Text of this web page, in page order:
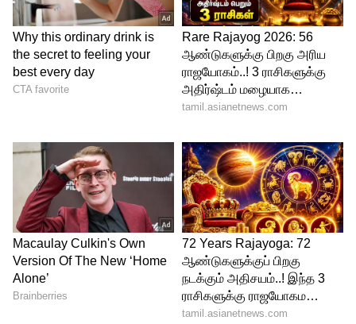
Image Credit :
* குளியலறையில் எக்ஸாஸ்ட் ஃபேன்
(Exhaust Fan) இருப்பதை உறுதி
செய்யுங்கள்.
* துருப்பிடித்த அல்லது விசித்திரமான
சத்தம் வரும் பழைய ஹீட்டர்களை
உடனடியாக மாற்றிவிடுவது நல்லது.